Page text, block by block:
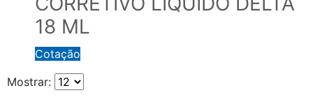
18 ML
Cotação
Mostrar: